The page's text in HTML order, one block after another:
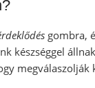
gombra,
készséggel állnak
megválaszolják